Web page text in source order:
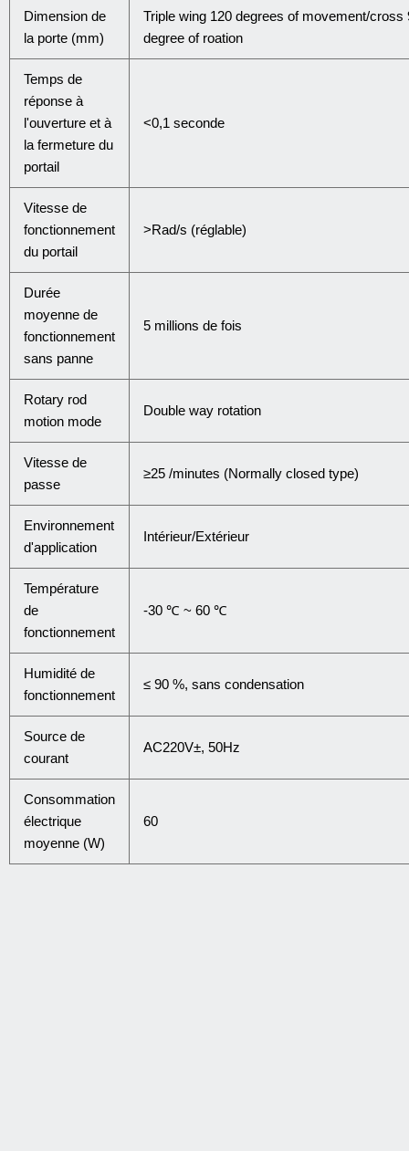
Dimension de
la porte (mm)
Triple wing 120 degrees of movement/cross
degree of roation
Temps de
réponse à
l'ouverture et à
la fermeture du
portail
<0,1 seconde
Vitesse de
fonctionnement
du portail
>Rad/s (réglable)
Durée
moyenne de
fonctionnement
sans panne
5 millions de fois
Rotary rod
motion mode
Double way rotation
Vitesse de
passe
≥25 /minutes (Normally closed type)
Environnement
d'application
Intérieur/Extérieur
Température
de
fonctionnement
-30 ℃ ~ 60 ℃
Humidité de
fonctionnement
≤ 90 %, sans condensation
Source de
courant
AC220V±, 50Hz
Consommation
électrique
moyenne (W)
60